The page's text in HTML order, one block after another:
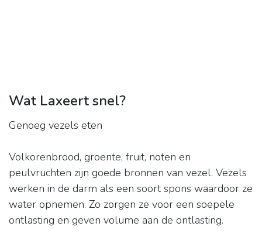
Wat Laxeert snel?
Genoeg vezels eten
Volkorenbrood, groente, fruit, noten en
peulvruchten zijn goede bronnen van vezel. Vezels
werken in de darm als een soort spons waardoor ze
water opnemen. Zo zorgen ze voor een soepele
ontlasting en geven volume aan de ontlasting.